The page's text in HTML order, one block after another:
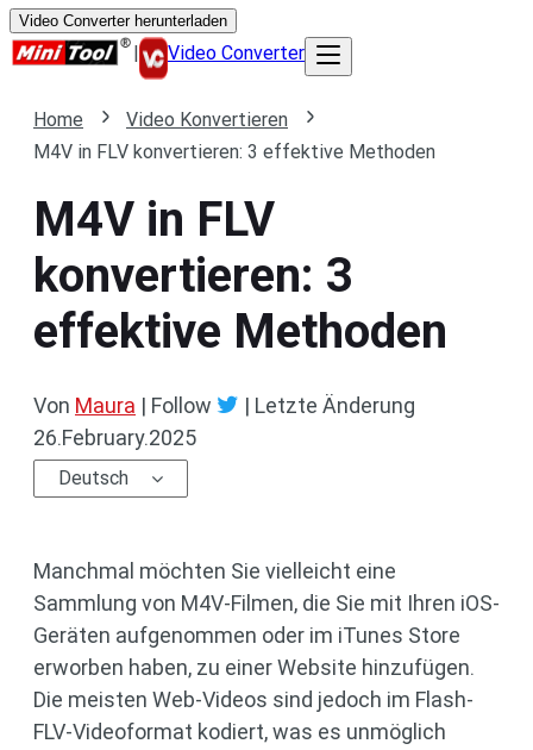
Video Converter herunterladen
| Video Converter
Home
Video Konvertieren
M4V in FLV konvertieren: 3 effektive Methoden
M4V in FLV
konvertieren: 3
effektive Methoden
Von Maura | Follow | Letzte Änderung
26.February.2025
Deutsch
Manchmal möchten Sie vielleicht eine
Sammlung von M4V-Filmen, die Sie mit Ihren iOS-
Geräten aufgenommen oder im iTunes Store
erworben haben, zu einer Website hinzufügen.
Die meisten Web-Videos sind jedoch im Flash-
FLV-Videoformat kodiert, was es unmöglich